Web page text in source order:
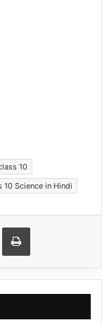
10
Science in Hindi
via Email Print